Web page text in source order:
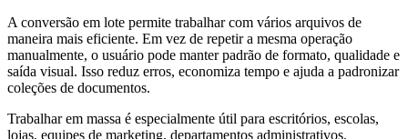
A conversão em lote permite trabalhar com vários arquivos de
maneira mais eficiente. Em vez de repetir a mesma operação
manualmente, o usuário pode manter padrão de formato, qualidade e
saída visual. Isso reduz erros, economiza tempo e ajuda a padronizar
coleções de documentos.
Trabalhar em massa é especialmente útil para escritórios, escolas,
lojas, equipes de marketing, departamentos administrativos,